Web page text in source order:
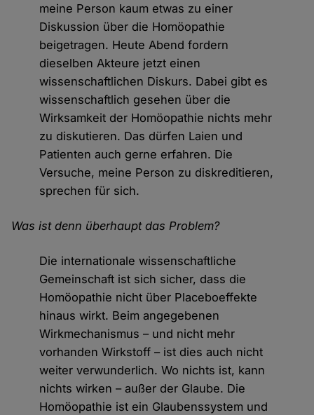
meine Person kaum etwas zu einer
Diskussion über die Homöopathie
beigetragen. Heute Abend fordern
dieselben Akteure jetzt einen
wissenschaftlichen Diskurs. Dabei gibt es
wissenschaftlich gesehen über die
Wirksamkeit der Homöopathie nichts mehr
zu diskutieren. Das dürfen Laien und
Patienten auch gerne erfahren. Die
Versuche, meine Person zu diskreditieren,
sprechen für sich.
Was ist denn überhaupt das Problem?
Die internationale wissenschaftliche
Gemeinschaft ist sich sicher, dass die
Homöopathie nicht über Placeboeffekte
hinaus wirkt. Beim angegebenen
Wirkmechanismus – und nicht mehr
vorhanden Wirkstoff – ist dies auch nicht
weiter verwunderlich. Wo nichts ist, kann
nichts wirken – außer der Glaube. Die
Homöopathie ist ein Glaubenssystem und